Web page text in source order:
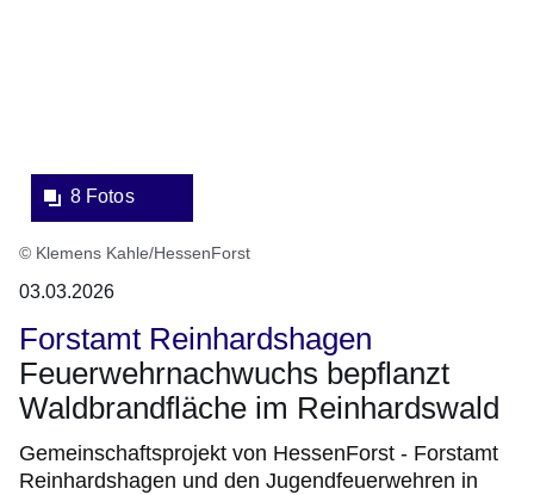
8 Fotos
© Klemens Kahle/HessenForst
03.03.2026
Forstamt Reinhardshagen
Feuerwehrnachwuchs bepflanzt
Waldbrandfläche im Reinhardswald
Gemeinschaftsprojekt von HessenForst - Forstamt
Reinhardshagen und den Jugendfeuerwehren in